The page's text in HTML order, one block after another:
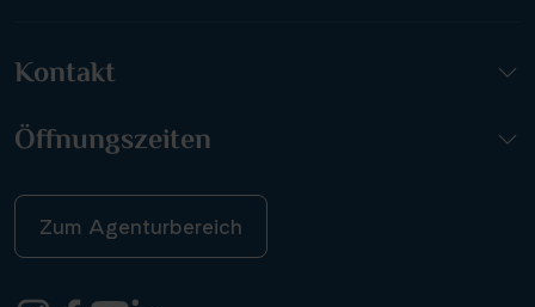
Kontakt
Öffnungszeiten
Zum Agenturbereich